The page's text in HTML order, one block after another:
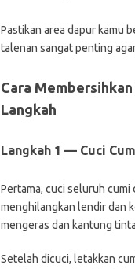
Pastikan area dapur kamu
talenan sangat penting
Cara
Langkah
Langkah 1 — Cuci
Pertama, cuci seluruh
menghilangkan lendir dan
mengeras dan kantung
Setelah dicuci, letakkan